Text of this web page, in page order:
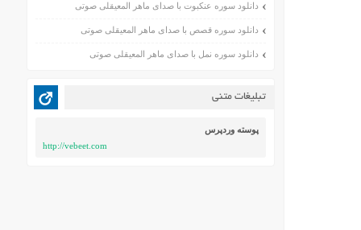
دانلود سوره عنکبوت با صدای ماهر المعیقلی صوتی
دانلود سوره قصص با صدای ماهر المعیقلی صوتی
دانلود سوره نمل با صدای ماهر المعیقلی صوتی
تبلیغات متنی
پوسته وردپرس
http://vebeet.com